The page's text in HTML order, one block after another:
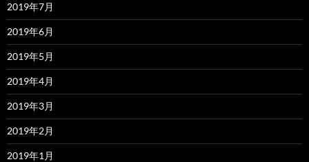
2019年7月
2019年6月
2019年5月
2019年4月
2019年3月
2019年2月
2019年1月